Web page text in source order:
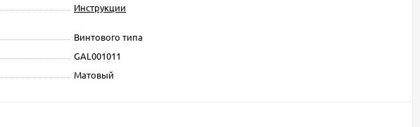
Инструкции
Винтового типа
GAL001011
Матовый